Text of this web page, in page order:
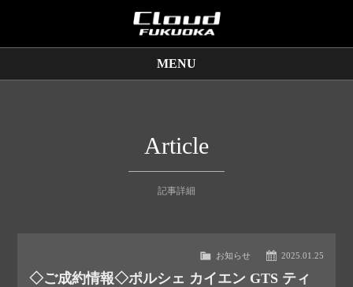
MENU
店舗情報
Article
記事詳細
2025.01.25
お知らせ
◇ご成約情報◇ポルシェ カイエン GTS ティ